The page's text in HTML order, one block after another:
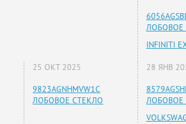
ЛОБОВОЕ
INFINITI
25 ОКТ 2025
9823AGNHMVW1C
ЛОБОВОЕ СТЕКЛО
28 ЯНВ
ЛОБОВОЕ